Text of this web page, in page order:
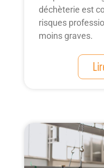
déchèterie est
risques
moins graves.